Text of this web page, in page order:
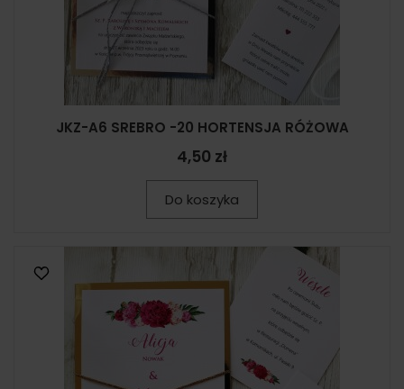
JKZ-A6 SREBRO -20 HORTENSJA RÓŻOWA
4,50 zł
Do koszyka